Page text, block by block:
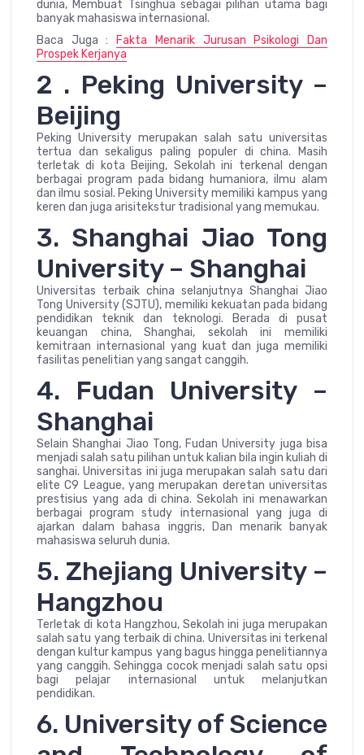
dunia, Membuat Tsinghua sebagai pilihan utama bagi
banyak mahasiswa internasional.
Baca Juga :
Fakta Menarik Jurusan Psikologi Dan
Prospek Kerjanya
2 . Peking University –
Beijing
Peking University merupakan salah satu universitas
tertua dan sekaligus paling populer di china. Masih
terletak di kota Beijing, Sekolah ini terkenal dengan
berbagai program pada bidang humaniora, ilmu alam
dan ilmu sosial. Peking University memiliki kampus yang
keren dan juga arisitekstur tradisional yang memukau.
3. Shanghai Jiao Tong
University – Shanghai
Universitas terbaik china selanjutnya Shanghai Jiao
Tong University (SJTU), memiliki kekuatan pada bidang
pendidikan teknik dan teknologi. Berada di pusat
keuangan china, Shanghai, sekolah ini memiliki
kemitraan internasional yang kuat dan juga memiliki
fasilitas penelitian yang sangat canggih.
4. Fudan University –
Shanghai
Selain Shanghai Jiao Tong, Fudan University juga bisa
menjadi salah satu pilihan untuk kalian bila ingin kuliah di
sanghai. Universitas ini juga merupakan salah satu dari
elite C9 League, yang merupakan deretan universitas
prestisius yang ada di china. Sekolah ini menawarkan
berbagai program study internasional yang juga di
ajarkan dalam bahasa inggris, Dan menarik banyak
mahasiswa seluruh dunia.
5. Zhejiang University –
Hangzhou
Terletak di kota Hangzhou, Sekolah ini juga merupakan
salah satu yang terbaik di china. Universitas ini terkenal
dengan kultur kampus yang bagus hingga penelitiannya
yang canggih. Sehingga cocok menjadi salah satu opsi
bagi pelajar internasional untuk melanjutkan
pendidikan.
6. University of Science